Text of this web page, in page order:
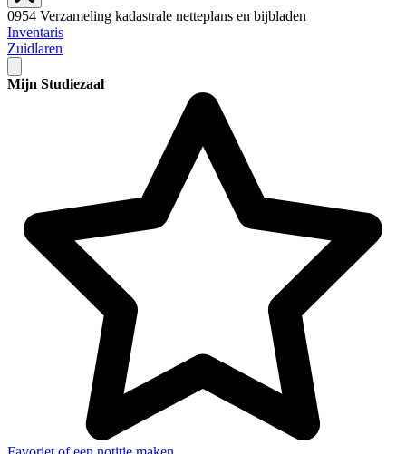
0954 Verzameling kadastrale netteplans en bijbladen
Inventaris
Zuidlaren
Mijn Studiezaal